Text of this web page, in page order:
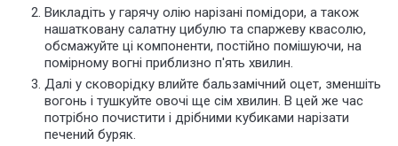
Викладіть у гарячу олію нарізані помідори, а також
нашатковану салатну цибулю та спаржеву квасолю,
обсмажуйте ці компоненти, постійно помішуючи, на
помірному вогні приблизно п'ять хвилин.
Далі у сковорідку влийте бальзамічний оцет, зменшіть
вогонь і тушкуйте овочі ще сім хвилин. В цей же час
потрібно почистити і дрібними кубиками нарізати
печений буряк.